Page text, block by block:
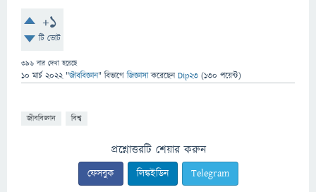
+1
টি ভোট
396 বার দেখা হয়েছে
10 মার্চ 2022 "জীববিজ্ঞান" বিভাগে জিজ্ঞাসাকরেছেনDip23 (130 পয়েন্ট)
জীববিজ্ঞান বিশ্ব
প্রশ্নোত্তরটি শেয়ার করুন
ফেসবুক লিঙ্কইডিন Telegram